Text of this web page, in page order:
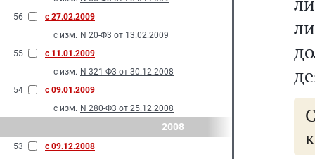
56
с 27.02.2009
с изм. N 20-Ф3 от 13.02.2009
55
с 11.01.2009
с изм. N 321-Ф3 от 30.12.2008
54
с 09.01.2009
с изм. N 280-Ф3 от 25.12.2008
2008
53
с 09.12.2008